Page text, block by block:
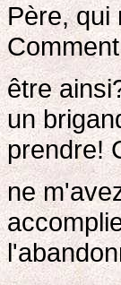
Père, qui
être
un
prendre!
ne